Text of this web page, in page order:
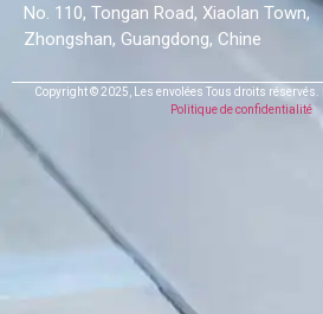
No. 110, Tongan Road, Xiaolan Town,
Zhongshan, Guangdong, Chine
Copyright © 2025, Les envolées Tous droits réservés.
Politique de confidentialité